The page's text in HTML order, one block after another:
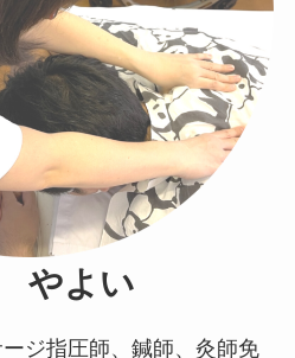
やよい
ジ指圧師、鍼師、灸師免